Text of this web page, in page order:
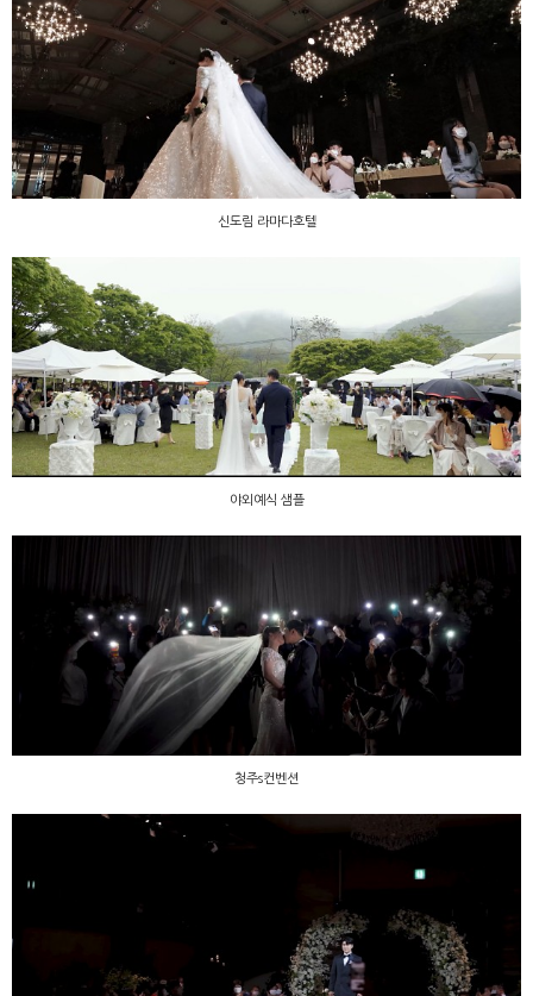
신도림 라마다호텔
신도림 라마다호텔
야외예식 샘플
야외예식 샘플
청주s컨벤션
청주s컨벤션
대전 라도무스